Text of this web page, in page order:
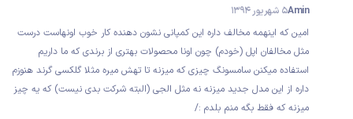
Amin5 شهریور 1394
امین که اینهمه مخالف داره این کمپانی نشون دهنده کار خوب اونهاست درست
مثل مخالفان اپل (خودم) چون اونا محصولات بهتری از برندی که ما داریم
استفاده میکنن سامسونگ چیزی که میزنه تا تهش میره مثلا گلکسی گرند هنوزم
داره از این مدل جدید میزنه نه مثل الجی (البته شرکت بدی نیست) که یه چیز
میزنه که فقط بگه منم بلدم :/